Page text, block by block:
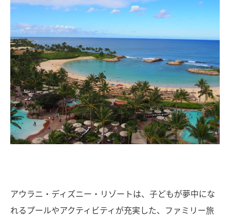
アウラニ・ディズニー・リゾートは、子どもが夢中にな
れるプールやアクティビティが充実した、ファミリー旅